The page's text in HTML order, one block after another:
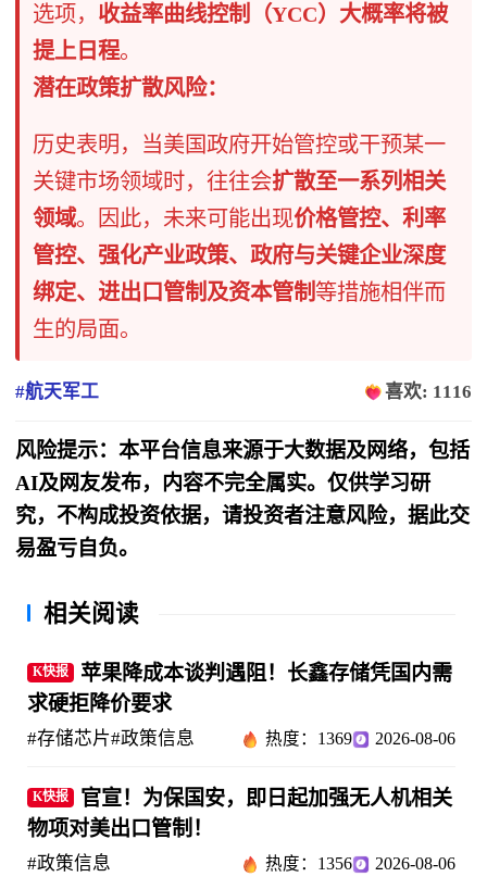
选项， 收益率曲线控制（YCC）大概率将被
提上日程。
潜在政策扩散风险：
历史表明，当美国政府开始管控或干预某一
关键市场领域时，往往会扩散至一系列相关
领域。因此，未来可能出现价格管控、利率
管控、强化产业政策、政府与关键企业深度
绑定、进出口管制及资本管制 等措施相伴而
生的局面。
#航天军工 喜欢: 1116
风险提示：本平台信息来源于大数据及网络，包括
AI及网友发布，内容不完全属实。仅供学习研
究，不构成投资依据，请投资者注意风险，据此交
易盈亏自负。
相关阅读
K快报
苹果降成本谈判遇阻！长鑫存储凭国内需
求硬拒降价要求
#存储芯片#政策信息 热度：1369 2026-08-06
K快报
官宣！为保国安，即日起加强无人机相关
物项对美出口管制！
#政策信息 热度：1356 2026-08-06